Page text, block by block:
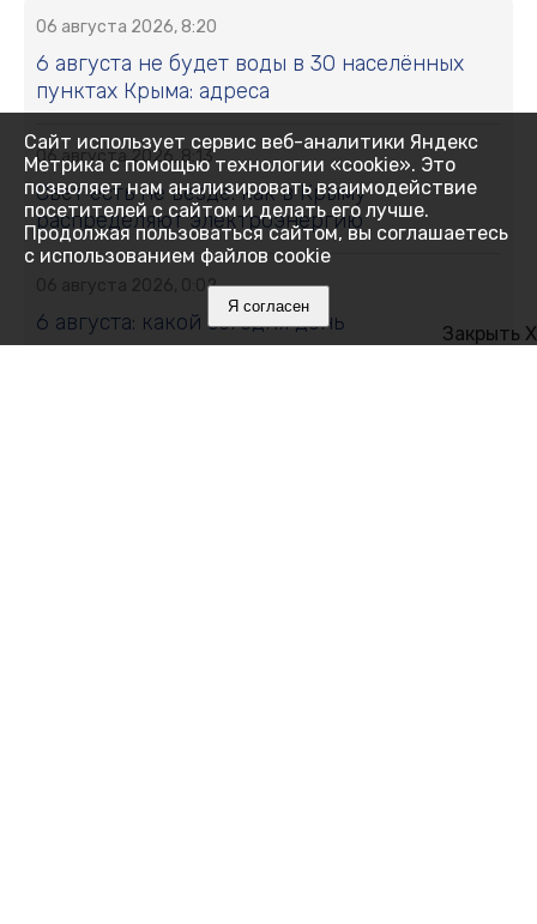
06 августа 2026, 8:20
6 августа не будет воды в 30 населённых
пунктах Крыма: адреса
06 августа 2026, 8:13
Свет есть не везде: как в Крыму
распределяют электроэнергию
06 августа 2026, 0:02
6 августа: какой сегодня день Закрыть X
Сайт использует сервис веб-аналитики Яндекс
Метрика с помощью технологии «cookie». Это
позволяет нам анализировать взаимодействие
посетителей с сайтом и делать его лучше.
Продолжая пользоваться сайтом, вы соглашаетесь
с использованием файлов cookie
Я согласен